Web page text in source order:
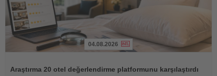
04.08.2026
Araştırma 20 otel değerlendirme platformunu karşılaştırdı